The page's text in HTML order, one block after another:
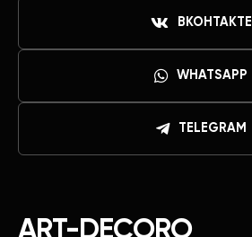
ART-DECORO
ВКОНТАКТЕ
WHATSAPP
TELEGRAM